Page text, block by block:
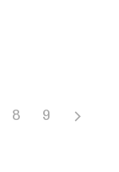
8 9